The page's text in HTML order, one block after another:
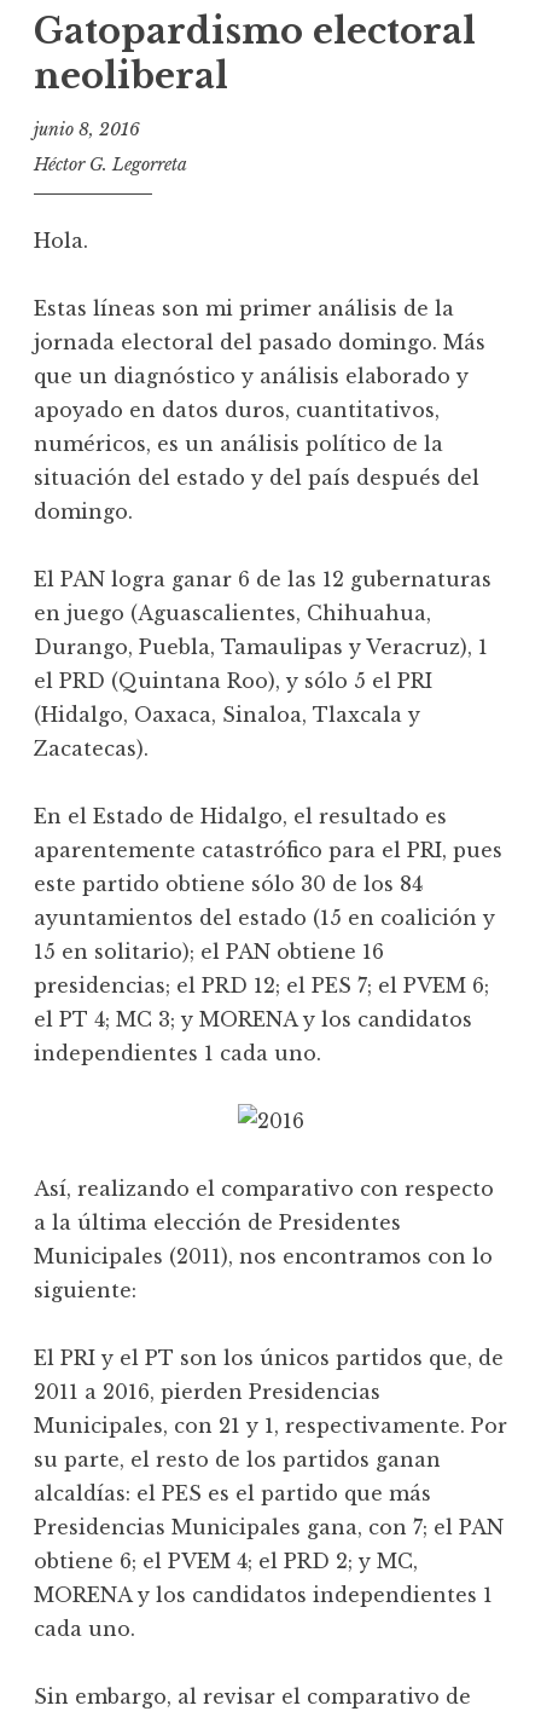
Gatopardismo electoral
neoliberal
junio 8, 2016
Héctor G. Legorreta
Hola.
Estas líneas son mi primer análisis de la
jornada electoral del pasado domingo. Más
que un diagnóstico y análisis elaborado y
apoyado en datos duros, cuantitativos,
numéricos, es un análisis político de la
situación del estado y del país después del
domingo.
El PAN logra ganar 6 de las 12 gubernaturas
en juego (Aguascalientes, Chihuahua,
Durango, Puebla, Tamaulipas y Veracruz), 1
el PRD (Quintana Roo), y sólo 5 el PRI
(Hidalgo, Oaxaca, Sinaloa, Tlaxcala y
Zacatecas).
En el Estado de Hidalgo, el resultado es
aparentemente catastrófico para el PRI, pues
este partido obtiene sólo 30 de los 84
ayuntamientos del estado (15 en coalición y
15 en solitario); el PAN obtiene 16
presidencias; el PRD 12; el PES 7; el PVEM 6;
el PT 4; MC 3; y MORENA y los candidatos
independientes 1 cada uno.
Así, realizando el comparativo con respecto
a la última elección de Presidentes
Municipales (2011), nos encontramos con lo
siguiente:
El PRI y el PT son los únicos partidos que, de
2011 a 2016, pierden Presidencias
Municipales, con 21 y 1, respectivamente. Por
su parte, el resto de los partidos ganan
alcaldías: el PES es el partido que más
Presidencias Municipales gana, con 7; el PAN
obtiene 6; el PVEM 4; el PRD 2; y MC,
MORENA y los candidatos independientes 1
cada uno.
Sin embargo, al revisar el comparativo de